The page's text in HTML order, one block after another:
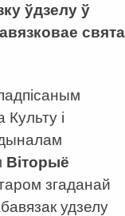
ўдзелу ў
свята
і
Віторыё
згаданай
удзелу